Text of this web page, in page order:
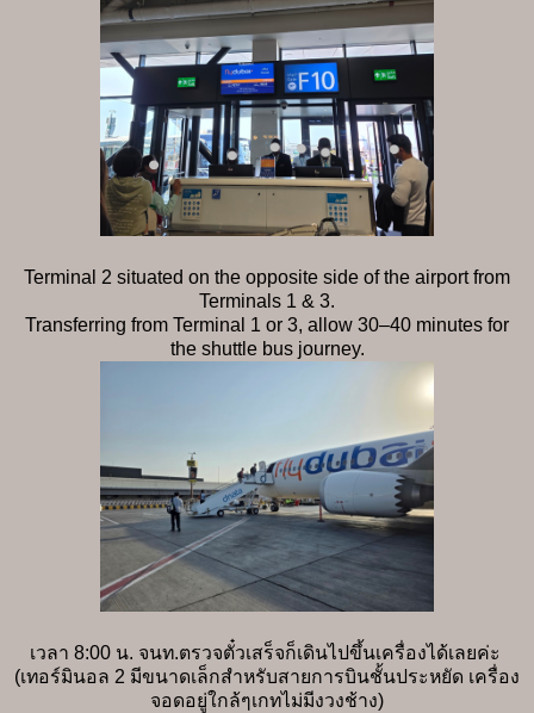
Terminal 2 situated on the opposite side of the airport from
Terminals 1 & 3.
Transferring from Terminal 1 or 3, allow 30–40 minutes for
the shuttle bus journey.
เวลา 8:00 น. จนท.ตรวจตั๋วเสร็จก็เดินไปขึ้นเครื่องได้เลยค่ะ
(เทอร์มินอล 2 มีขนาดเล็กสำหรับสายการบินชั้นประหยัด เครื่อง
จอดอยู่ใกล้ๆเกทไม่มีงวงช้าง)